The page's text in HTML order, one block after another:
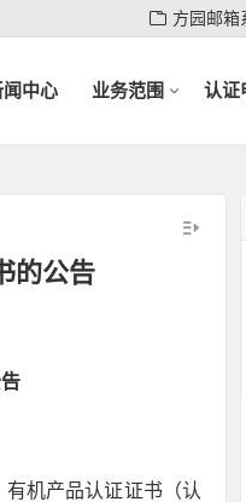
方园邮箱
闻中心 业务范围 认证
的公告
机产品认证证书（认